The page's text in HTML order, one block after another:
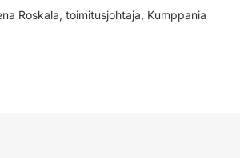
Roskala, toimitusjohtaja, Kumppania